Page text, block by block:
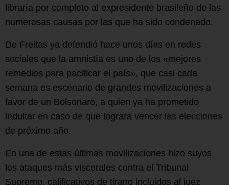
libraría por completo al expresidente brasileño de las
numerosas causas por las que ha sido condenado.
De Freitas ya defendió hace unos días en redes
sociales que la amnistía es uno de los «mejores
remedios para pacificar el país», que casi cada
semana es escenario de grandes movilizaciones a
favor de un Bolsonaro, a quien ya ha prometido
indultar en caso de que lograra vencer las elecciones
de próximo año.
En una de estas últimas movilizaciones hizo suyos
los ataques más viscerales contra el Tribunal
Supremo, calificativos de tirano incluidos al juez